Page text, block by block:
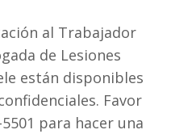
al Trabajador
de Lesiones
están disponibles
Favor
para hacer una